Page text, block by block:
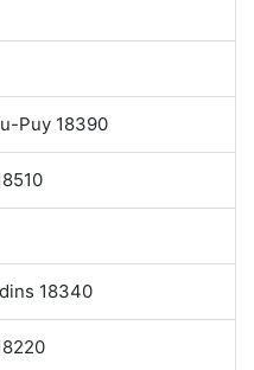
Puy 18390
18340